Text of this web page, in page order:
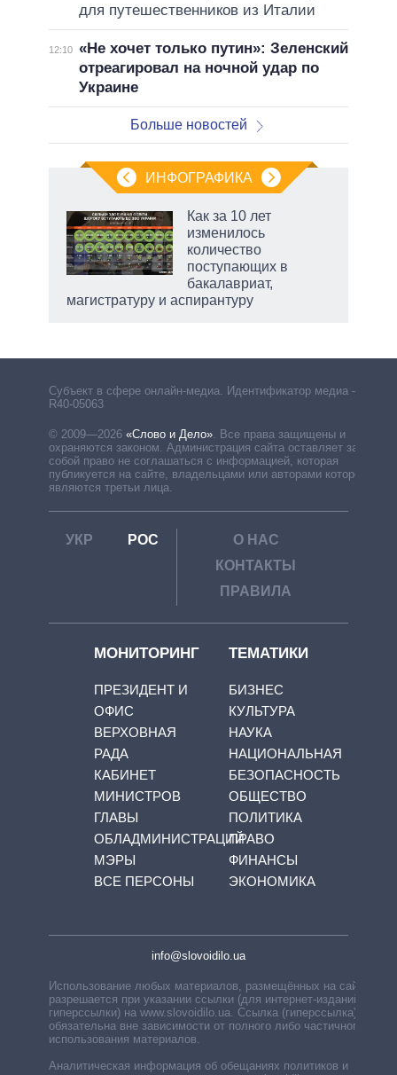
для путешественников из Италии
12:10 «Не хочет только путин»: Зеленский
отреагировал на ночной удар по
Украине
Больше новостей
ИНФОГРАФИКА
Как за 10 лет
изменилось
количество
поступающих в
бакалавриат,
магистратуру и аспирантуру
Субъект в сфере онлайн-медиа. Идентификатор медиа –
R40-05063
© 2009—2026 «Слово и Дело»
Все права защищены и
охраняются законом. Администрация сайта оставляет за
собой право не соглашаться с информацией, которая
публикуется на сайте, владельцами или авторами которой
являются третьи лица.
УКР РОС
О НАС
КОНТАКТЫ
ПРАВИЛА
МОНИТОРИНГ
ПРЕЗИДЕНТ И
ОФИС
ВЕРХОВНАЯ
РАДА
КАБИНЕТ
МИНИСТРОВ
ГЛАВЫ
ОБЛАДМИНИСТРАЦИЙ
МЭРЫ
ВСЕ ПЕРСОНЫ
ТЕМАТИКИ
БИЗНЕС
КУЛЬТУРА
НАУКА
НАЦИОНАЛЬНАЯ
БЕЗОПАСНОСТЬ
ОБЩЕСТВО
ПОЛИТИКА
ПРАВО
ФИНАНСЫ
ЭКОНОМИКА
info@slovoidilo.ua
Использование любых материалов, размещённых на сайте,
разрешается при указании ссылки (для интернет-изданий —
гиперссылки) на www.slovoidilo.ua. Ссылка (гиперссылка)
обязательна вне зависимости от полного либо частичного
использования материалов.
Аналитическая информация об обещаниях политиков и